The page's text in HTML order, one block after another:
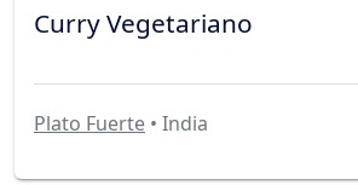
Curry Vegetariano
Plato Fuerte • India